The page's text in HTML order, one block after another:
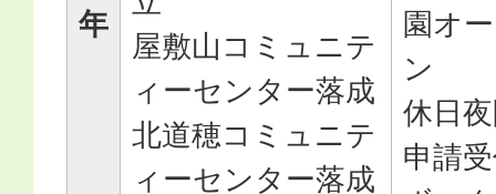
年
屋敷山コミュニテ
ィーセンター落成
北道穂コミュニテ
ィーセンター落成
園オ
ン
休日
申請